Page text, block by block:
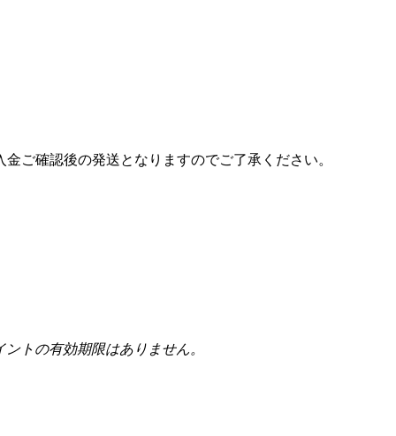
ご確認後の発送となりますのでご了承ください。
トの有効期限はありません。